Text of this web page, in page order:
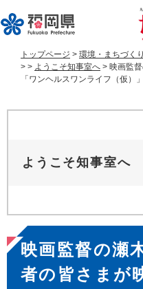
ー
ジ
す
ニ
ュ
し
トップページ > 環境・まちづく
> > ようこそ知事室へ > 映画監
「ワンヘルスワンライフ（仮）
ようこそ知事室へ
本
文
映画監督の瀬
者の皆さまが